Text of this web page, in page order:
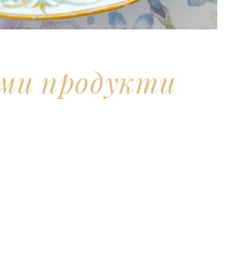
продукти